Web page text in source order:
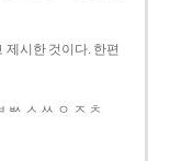
제시한 것이다. 한편
ㅄ ㅅ ㅆ ㅇ ㅈ ㅊ